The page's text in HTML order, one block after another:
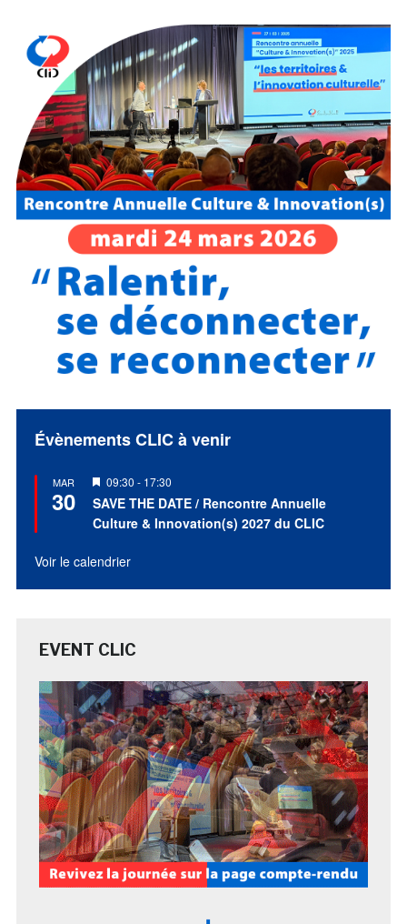
Évènements CLIC à venir
MAR
30
Mis
en
avant
09:30 - 17:30
SAVE THE DATE / Rencontre Annuelle
Culture & Innovation(s) 2027 du CLIC
Voir le calendrier
EVENT CLIC